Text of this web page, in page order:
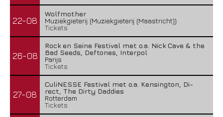
22-08
Wolfmother
Muziekgieterij (Muziekgieterij (Maastricht))
Tickets
26-08
Rock en Seine Festival met o.a. Nick Cave & the
Bad Seeds, Deftones, Interpol
Parijs
Tickets
27-08
CuliNESSE Festival met o.a. Kensington, Di-
rect, The Dirty Daddies
Rotterdam
Tickets